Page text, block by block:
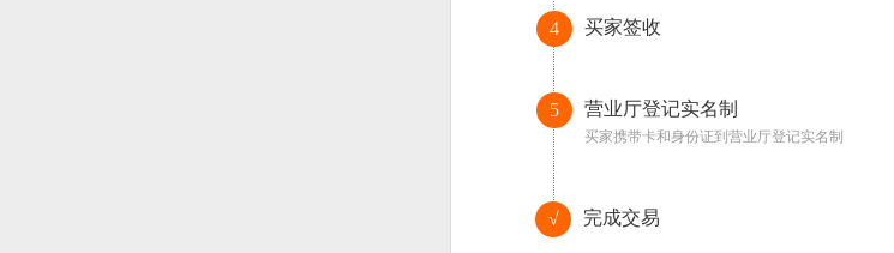
4 买家签收
5 营业厅登记实名制
买家携带卡和身份证到营业厅登记实名制
√ 完成交易